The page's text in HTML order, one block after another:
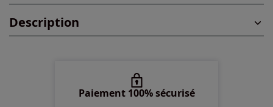
48 -épuisé
Description
Paiement 100% sécurisé